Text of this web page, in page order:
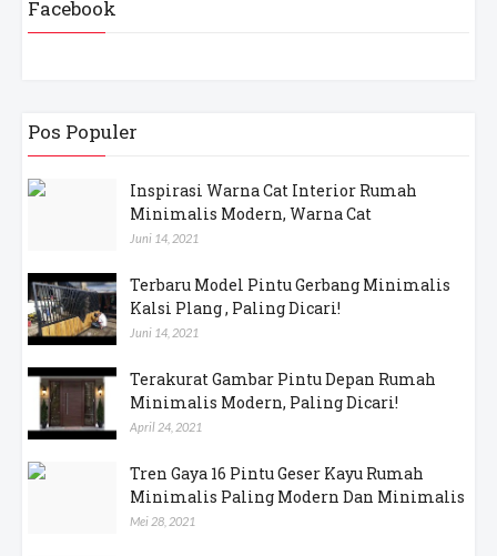
Facebook
Pos Populer
Inspirasi Warna Cat Interior Rumah
Minimalis Modern, Warna Cat
Juni 14, 2021
Terbaru Model Pintu Gerbang Minimalis
Kalsi Plang , Paling Dicari!
Juni 14, 2021
Terakurat Gambar Pintu Depan Rumah
Minimalis Modern, Paling Dicari!
April 24, 2021
Tren Gaya 16 Pintu Geser Kayu Rumah
Minimalis Paling Modern Dan Minimalis
Mei 28, 2021